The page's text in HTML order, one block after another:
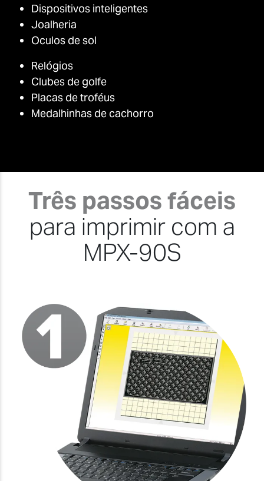
Dispositivos inteligentes
Joalheria
Oculos de sol
Relógios
Clubes de golfe
Placas de troféus
Medalhinhas de cachorro
Três passos fáceis
para imprimir com a
MPX-90S